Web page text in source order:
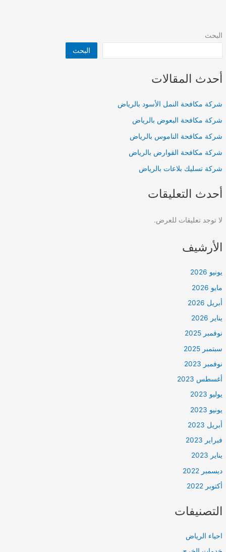
البحث
البحث
أحدث المقالات
شركة مكافحة النمل الأسود بالرياض
شركة مكافحة البعوض بالرياض
شركة مكافحة الناموس بالرياض
شركة مكافحة القوارض بالرياض
شركة تسليك بلاعات بالرياض
أحدث التعليقات
لا توجد تعليقات للعرض.
الأرشيف
يونيو 2026
مايو 2026
أبريل 2026
يناير 2026
نوفمبر 2025
سبتمبر 2025
نوفمبر 2023
أغسطس 2023
يوليو 2023
يونيو 2023
أبريل 2023
فبراير 2023
يناير 2023
ديسمبر 2022
أكتوبر 2022
التصنيفات
احياء الرياض